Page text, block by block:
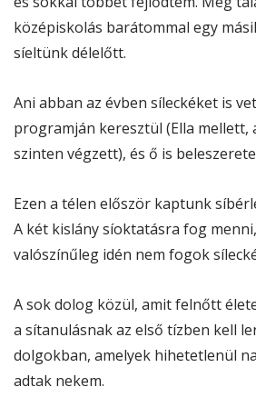
középiskolás barátommal egy
síeltünk délelőtt.
Ani abban az évben síleckéket is
programján keresztül (Ella mellett,
szinten végzett), és ő is
Ezen a télen először kaptunk
A két kislány síoktatásra fog
valószínűleg idén nem fogok
A sok dolog közül, amit felnőtt
a sítanulásnak az első tízben kell
dolgokban, amelyek hihetetlenül
adtak nekem.